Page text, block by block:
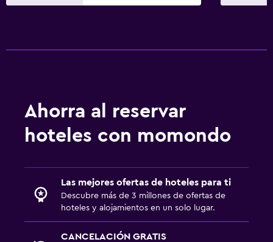
Ahorra al reservar
hoteles con momondo
Las mejores ofertas de hoteles para ti
Descubre más de 3 millones de ofertas de
hoteles y alojamientos en un solo lugar.
CANCELACIÓN GRATIS